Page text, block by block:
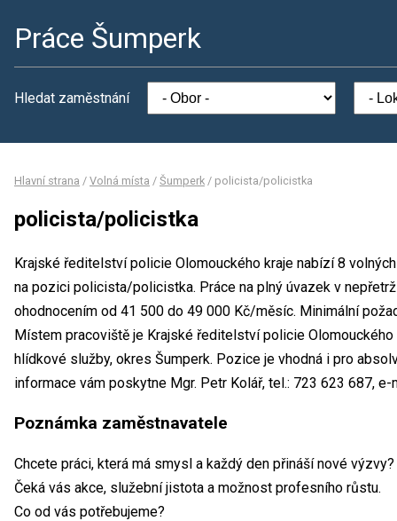
Práce Šumperk
Hledat zaměstnání
Hlavní strana / Volná místa / Šumperk / policista/policistka
policista/policistka
Krajské ředitelství policie Olomouckého kraje nabízí 8
na pozici policista/policistka. Práce na plný úvazek v
ohodnocením od 41 500 do 49 000 Kč/měsíc. Minimální
Místem pracoviště je Krajské ředitelství policie Olomouckého
hlídkové služby, okres Šumperk. Pozice je vhodná i pro
informace vám poskytne Mgr. Petr Kolář, tel.: 723 623 687, e-
Poznámka zaměstnavatele
Chcete práci, která má smysl a každý den přináší nové
Čeká vás akce, služební jistota a možnost profesního růstu.
Co od vás potřebujeme?